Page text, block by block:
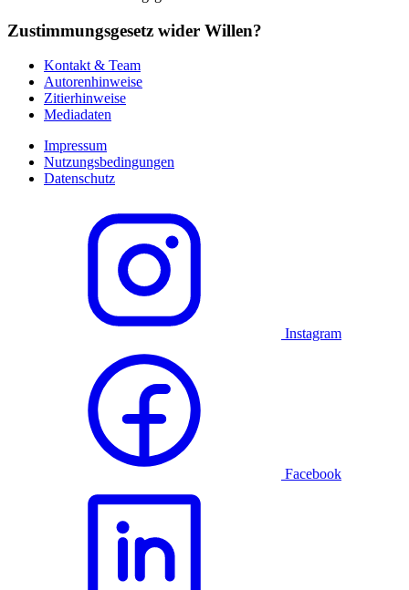
Zustimmungsgesetz wider Willen?
Kontakt & Team
Autorenhinweise
Zitierhinweise
Mediadaten
Impressum
Nutzungsbedingungen
Datenschutz
Instagram
Facebook